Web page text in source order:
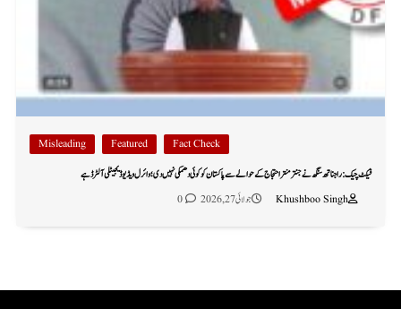
Fact Check
Featured
Misleading
فیکٹ چیک: راجناتھ سنگھ نے جنتر منتر احتجاج کے حوالے سے پاکستان کو کوئی دھمکی نہیں دی؛ وائرل ویڈیو ڈیجیٹلی آلٹرڈ ہے
Khushboo Singh
جولائی 27, 2026 0